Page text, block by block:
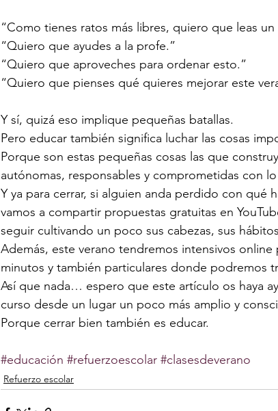
“Como tienes ratos más libres, quiero que leas
“Quiero que ayudes a la profe.”
“Quiero que aproveches para ordenar esto.”
“Quiero que pienses qué quieres mejorar este
Y sí, quizá eso implique pequeñas batallas.
Pero educar también significa luchar las cosas
Porque son estas pequeñas cosas las que
autónomas, responsables y comprometidas con
Y ya para cerrar, si alguien anda perdido con qué
vamos a compartir propuestas gratuitas en
seguir cultivando un poco sus cabezas, sus
Además, este verano tendremos intensivos
minutos y también particulares donde podremos
Así que nada… espero que este artículo os haya
curso desde un lugar un poco más amplio y
Porque cerrar bien también es educar.
#educación #refuerzoescolar #clasesdeverano
Refuerzo escolar